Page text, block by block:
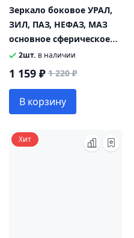
Зеркало боковое УРАЛ,
ЗИЛ, ПАЗ, НЕФАЗ, МАЗ
основное сферическое
без обогрева 24V 400х200
с креплением ТИМЕР
2шт. в наличии
1 159 ₽ 1 220 ₽
В корзину
Хит